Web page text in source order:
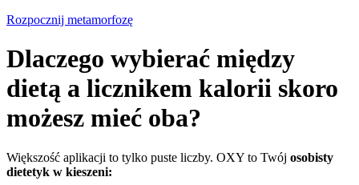
Rozpocznij metamorfozę
Dlaczego wybierać między
dietą a licznikem kalorii skoro
możesz mieć oba?
Większość aplikacji to tylko puste liczby. OXY to Twój osobisty
dietetyk w kieszeni: